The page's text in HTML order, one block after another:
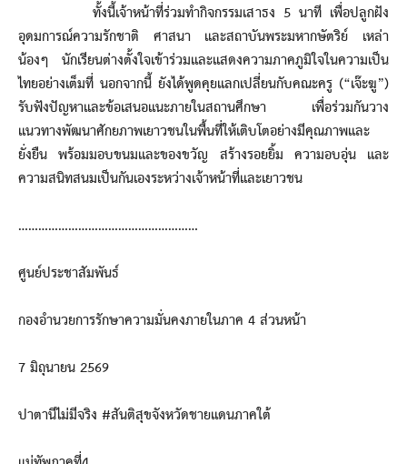
ทั้งนี้เจ้าหน้าที่ร่วมทำกิจกรรมเสาธง 5 นาที เพื่อปลูกฝัง
อุดมการณ์ความรักชาติ ศาสนา และสถาบันพระมหากษัตริย์ เหล่า
น้องๆ นักเรียนต่างตั้งใจเข้าร่วมและแสดงความภาคภูมิใจในความเป็น
ไทยอย่างเต็มที่ นอกจากนี้ ยังได้พูดคุยแลกเปลี่ยนกับคณะครู (“เจ๊ะฆู”)
รับฟังปัญหาและข้อเสนอแนะภายในสถานศึกษา เพื่อร่วมกันวาง
แนวทางพัฒนาศักยภาพเยาวชนในพื้นที่ให้เติบโตอย่างมีคุณภาพและ
ยั่งยืน พร้อมมอบขนมและของขวัญ สร้างรอยยิ้ม ความอบอุ่น และ
ความสนิทสนมเป็นกันเองระหว่างเจ้าหน้าที่และเยาวชน
………………………………………………
ศูนย์ประชาสัมพันธ์
กองอำนวยการรักษาความมั่นคงภายในภาค 4 ส่วนหน้า
7 มิถุนายน 2569
ปาตานีไม่มีจริง #สันติสุขจังหวัดชายแดนภาคใต้